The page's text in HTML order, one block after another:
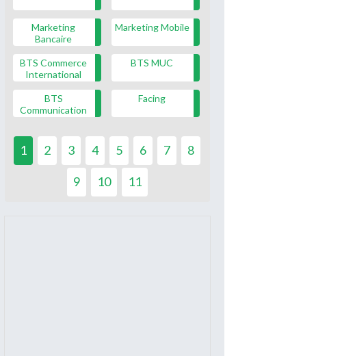
Marketing
Bancaire
Marketing Mobile
BTS Commerce
International
BTS MUC
BTS
Communication
Facing
1 2 3 4 5 6 7 8
9 10 11